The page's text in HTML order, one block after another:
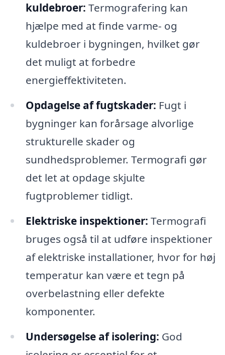
kuldebroer: Termografering kan
hjælpe med at finde varme- og
kuldebroer i bygningen, hvilket gør
det muligt at forbedre
energieffektiviteten.
Opdagelse af fugtskader: Fugt i
bygninger kan forårsage alvorlige
strukturelle skader og
sundhedsproblemer. Termografi gør
det let at opdage skjulte
fugtproblemer tidligt.
Elektriske inspektioner: Termografi
bruges også til at udføre inspektioner
af elektriske installationer, hvor for høj
temperatur kan være et tegn på
overbelastning eller defekte
komponenter.
Undersøgelse af isolering: God